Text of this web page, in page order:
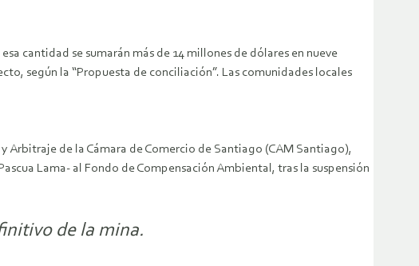
cantidad se sumarán más de 14 millones de dólares en nueve
según la “Propuesta de conciliación”. Las comunidades locales
Arbitraje de la Cámara de Comercio de Santiago (CAM Santiago),
Lama- al Fondo de Compensación Ambiental, tras la suspensión
de la mina.